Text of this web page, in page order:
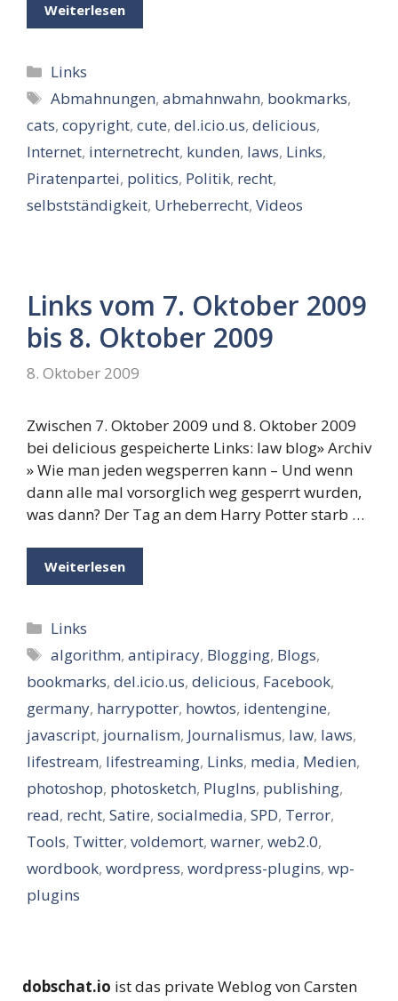
Weiterlesen
Kategorien
Links
Schlagwörter
Abmahnungen,abmahnwahn, bookmarks,
cats, copyright, cute, del.icio.us, delicious,
Internet, internetrecht, kunden, laws, Links,
Piratenpartei, politics, Politik, recht,
selbstständigkeit, Urheberrecht, Videos
Links vom 7. Oktober 2009
bis 8. Oktober 2009
8. Oktober 2009
Zwischen 7. Oktober 2009 und 8. Oktober 2009
bei delicious gespeicherte Links: law blog» Archiv
» Wie man jeden wegsperren kann – Und wenn
dann alle mal vorsorglich weg gesperrt wurden,
was dann? Der Tag an dem Harry Potter starb …
Weiterlesen
Kategorien
Links
Schlagwörter
algorithm,antipiracy, Blogging, Blogs,
bookmarks, del.icio.us, delicious, Facebook,
germany, harrypotter, howtos, identengine,
javascript, journalism, Journalismus, law, laws,
lifestream, lifestreaming, Links, media, Medien,
photoshop, photosketch, PlugIns, publishing,
read, recht, Satire, socialmedia, SPD, Terror,
Tools, Twitter, voldemort, warner, web2.0,
wordbook, wordpress, wordpress-plugins, wp-
plugins
dobschat.io ist das private Weblog von Carsten